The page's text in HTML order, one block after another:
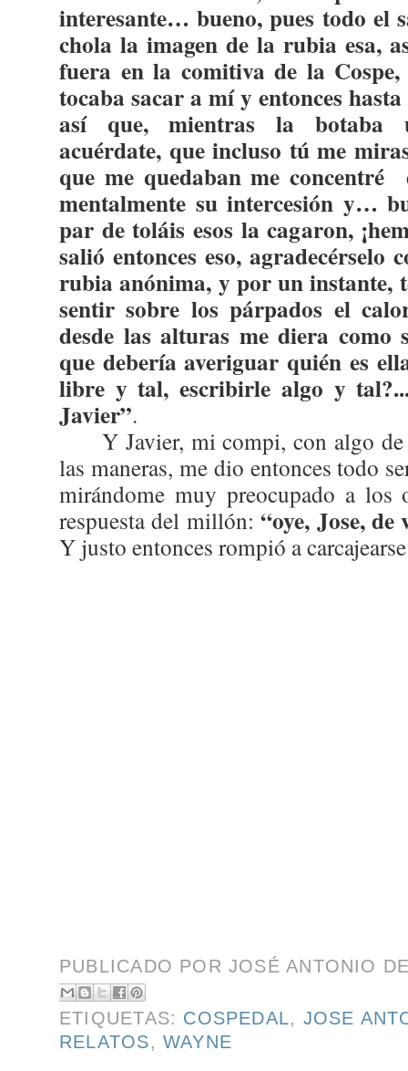
interesante… bueno, pues todo el
chola la imagen de la rubia esa,
fuera en la comitiva de la
tocaba sacar a mí y entonces
así que, mientras la botaba
acuérdate, que incluso tú me
que me quedaban me concentré
mentalmente su intercesión y…
par de toláis esos la cagaron,
salió entonces eso, agradecérselo
rubia anónima, y por un instante,
sentir sobre los párpados el
desde las alturas me diera
que debería averiguar quién es
libre y tal, escribirle algo y
Javier”.
Y Javier, mi compi, con algo
las maneras, me dio entonces todo
mirándome muy preocupado a los
respuesta del millón:“oye, Jose,
Y justo entonces rompió a
PUBLICADO PORJOSÉ ANTONIO
ETIQUETAS: COSPEDAL, JOSE
RELATOS, WAYNE